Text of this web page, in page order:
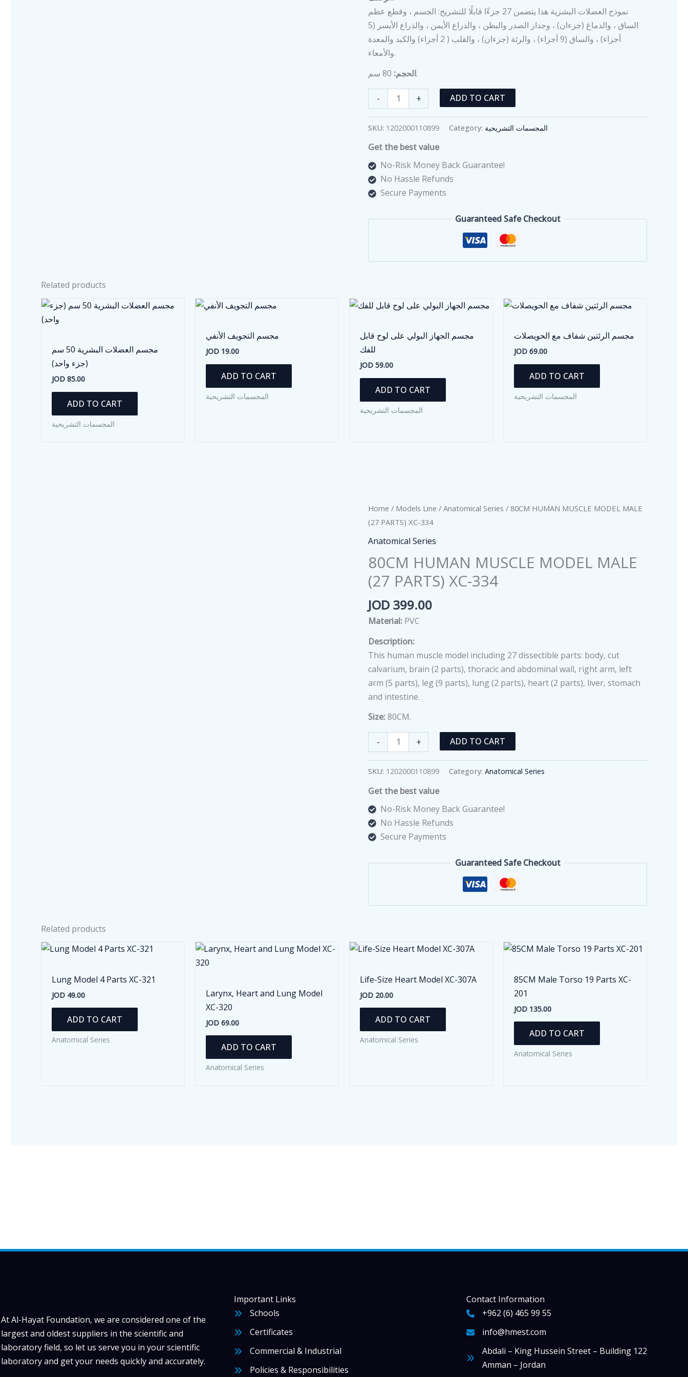
نموذج العضلات البشرية هذا يتضمن 27 جزءًا قابلًا للتشريح: الجسم ، وقطع عظم
الساق ، والدماغ (جزءان) ، وجدار الصدر والبطن ، والذراع الأيمن ، والذراع الأيسر (5
أجزاء) ، والساق (9 أجزاء) ، والرئة (جزءان) ، والقلب ( 2 أجزاء) والكبد والمعدة
والأمعاء.
الحجم:80 سم.
-
العضلات
سم
ذكر
(27
جزء)
+ ADD TO CART
SKU: 1202000110899 Category: المجسمات التشريحية
Get the best value
No-Risk Money Back Guarantee!
No Hassle Refunds
Secure Payments
Guaranteed Safe Checkout
Related products
مجسم العضلات البشرية 50 سم
(جزء واحد)
JOD 85.00
ADD TO CART
المجسمات التشريحية
مجسم التجويف الأنفي
JOD 19.00
ADD TO CART
المجسمات التشريحية
مجسم الجهاز البولي على لوح قابل
للفك
JOD 59.00
ADD TO CART
المجسمات التشريحية
مجسم الرئتين شفاف مع الحويصلات
JOD 69.00
ADD TO CART
المجسمات التشريحية
Home / Models Line /Anatomical Series / 80CM HUMAN MUSCLE MODEL MALE
(27 PARTS) XC-334
Anatomical Series
80CM HUMAN MUSCLE MODEL MALE
(27 PARTS) XC-334
JOD 399.00
Material: PVC
Description:
This human muscle model including 27 dissectible parts: body, cut
calvarium, brain (2 parts), thoracic and abdominal wall, right arm, left
arm (5 parts), leg (9 parts), lung (2 parts), heart (2 parts), liver, stomach
and intestine.
Size:80CM.
-
HUMAN
MUSCLE
MALE
(27
PARTS)
XC-
quantity
+ ADD TO CART
SKU: 1202000110899 Category:Anatomical Series
Get the best value
No-Risk Money Back Guarantee!
No Hassle Refunds
Secure Payments
Guaranteed Safe Checkout
Related products
Lung Model 4 Parts XC-321
JOD 49.00
ADD TO CART
Anatomical Series
Larynx, Heart and Lung Model
XC-320
JOD 69.00
ADD TO CART
Anatomical Series
Life-Size Heart Model XC-307A
JOD 20.00
ADD TO CART
Anatomical Series
85CM Male Torso 19 Parts XC-
201
JOD 135.00
ADD TO CART
Anatomical Series
At Al-Hayat Foundation, we are considered one of the
largest and oldest suppliers in the scientific and
laboratory field, so let us serve you in your scientific
laboratory and get your needs quickly and accurately.
Important Links
Schools
Certificates
Commercial & Industrial
Policies & Responsibilities
Contact Information
+962 (6) 465 99 55
info@hmest.com
Abdali – King Hussein Street – Building 122
Amman – Jordan